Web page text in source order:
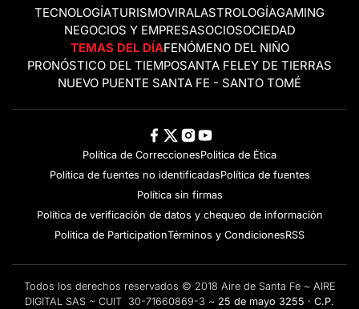
TECNOLOGÍATURISMOVIRALASTROLOGÍAGAMING
NEGOCIOS Y EMPRESASOCIOSOCIEDAD
TEMAS DEL DÍAFENÓMENO DEL NIÑO
PRONÓSTICO DEL TIEMPOSANTA FELEY DE TIERRAS
NUEVO PUENTE SANTA FE - SANTO TOMÉ
Política de CorreccionesPolitica de Ética
Política de fuentes no identificadasPolítica de fuentes
Política sin firmas
Política de verificación de datos y chequeo de información
Politica de ParticipationTérminos y CondicionesRSS
Todos los derechos reservados © 2018 Aire de Santa Fe ~ AIRE
DIGITAL SAS ~ CUIT 30-71660869-3 ~ 25 de mayo 3255 · C.P.